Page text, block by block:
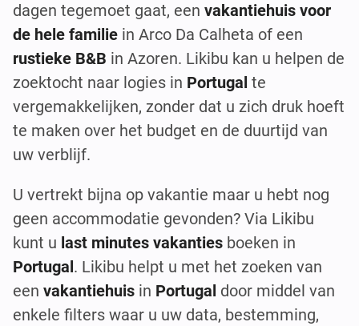
dagen tegemoet gaat, een vakantiehuis voor
de hele familie in Arco Da Calheta of een
rustieke B&B in Azoren. Likibu kan u helpen de
zoektocht naar logies in Portugal te
vergemakkelijken, zonder dat u zich druk hoeft
te maken over het budget en de duurtijd van
uw verblijf.
U vertrekt bijna op vakantie maar u hebt nog
geen accommodatie gevonden? Via Likibu
kunt u last minutes vakanties boeken in
Portugal. Likibu helpt u met het zoeken van
een vakantiehuis in Portugal door middel van
enkele filters waar u uw data, bestemming,